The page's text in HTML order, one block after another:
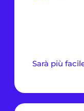
Sarà più